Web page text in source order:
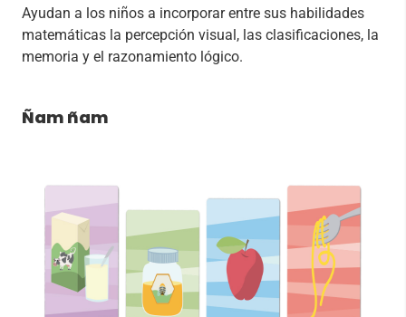
Ayudan a los niños a incorporar entre sus habilidades
matemáticas la percepción visual, las clasificaciones, la
memoria y el razonamiento lógico.
Ñam ñam